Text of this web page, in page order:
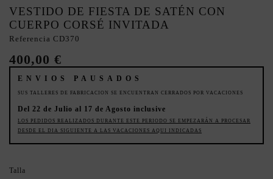
VESTIDO DE FIESTA DE SATÉN CON
CUERPO CORSÉ INVITADA
Referencia CD370
400,00 €
ENVIOS PAUSADOS
SUS TALLERES DE FABRICACION SE ENCUENTRAN CERRADOS POR VACACIONES
Del 22 de Julio al 17 de Agosto inclusive
LOS PEDIDOS REALIZADOS DURANTE ESTE PERIODO SE EMPEZARÁN A PROCESAR
DESDE EL DIA SIGUIENTE A LAS VACACIONES AQUI INDICADAS
Talla